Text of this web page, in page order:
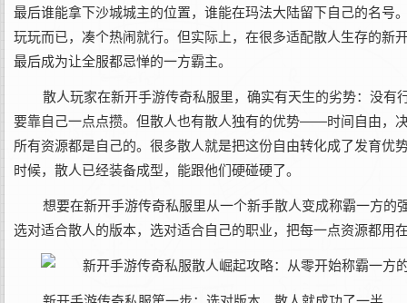
最后谁能拿下沙城城主的位置，谁能在玛法大陆留下自己的名号
玩玩而已，凑个热闹就行。但实际上，在很多适配散人生存的新
最后成为让全服都忌惮的一方霸主。
散人玩家在新开手游传奇私服里，确实有天生的劣势：没
要靠自己一点点攒。但散人也有散人独有的优势——时间自由，
所有资源都是自己的。很多散人就是把这份自由转化成了发育
时候，散人已经装备成型，能跟他们硬碰硬了。
想要在新开手游传奇私服里从一个新手散人变成称霸一方
选对适合散人的版本，选对适合自己的职业，把每一点资源都用